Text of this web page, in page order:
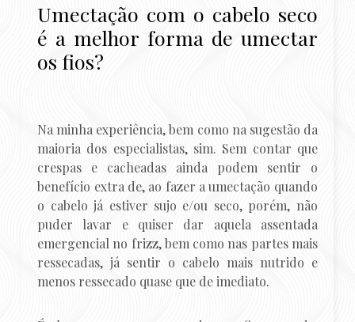
Umectação com o cabelo seco
é a melhor forma de umectar
os fios?
Na minha experiência, bem como na sugestão da
maioria dos especialistas, sim. Sem contar que
crespas e cacheadas ainda podem sentir o
benefício extra de, ao fazer a umectação quando
o cabelo já estiver sujo e/ou seco, porém, não
puder lavar e quiser dar aquela assentada
emergencial no frizz, bem como nas partes mais
ressecadas, já sentir o cabelo mais nutrido e
menos ressecado quase que de imediato.